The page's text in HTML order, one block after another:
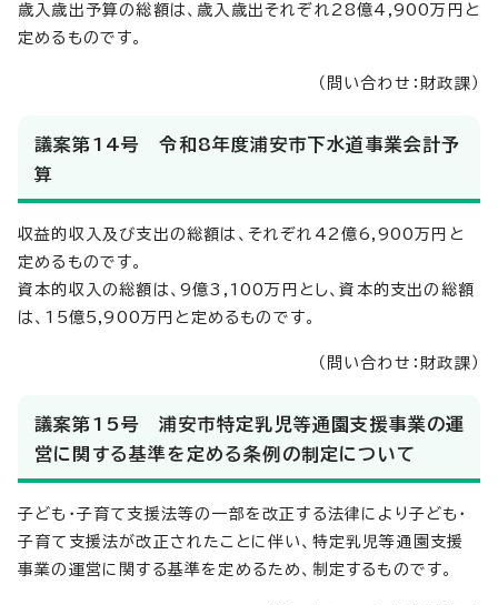
歳入歳出予算の総額は、歳入歳出それぞれ28億4,900万円と
定めるものです。
（問い合わせ：財政課）
議案第14号 令和8年度浦安市下水道事業会計予
算
収益的収入及び支出の総額は、それぞれ42億6,900万円と
定めるものです。
資本的収入の総額は、9億3,100万円とし、資本的支出の総額
は、15億5,900万円と定めるものです。
（問い合わせ：財政課）
議案第15号 浦安市特定乳児等通園支援事業の運
営に関する基準を定める条例の制定について
子ども・子育て支援法等の一部を改正する法律により子ども・
子育て支援法が改正されたことに伴い、特定乳児等通園支援
事業の運営に関する基準を定めるため、制定するものです。